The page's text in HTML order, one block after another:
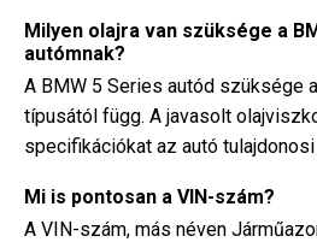
Milyen olajra van szüksége a
autómnak?
A BMW 5 Series autód szüksége
típusától függ. A javasolt
specifikációkat az autó
Mi is pontosan a VIN-szám?
A VIN-szám, más néven